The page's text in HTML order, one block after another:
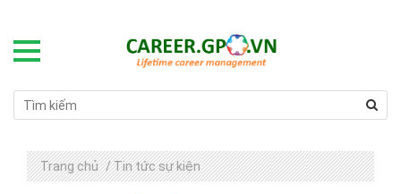
Trang chủ / Tin tức sự kiện